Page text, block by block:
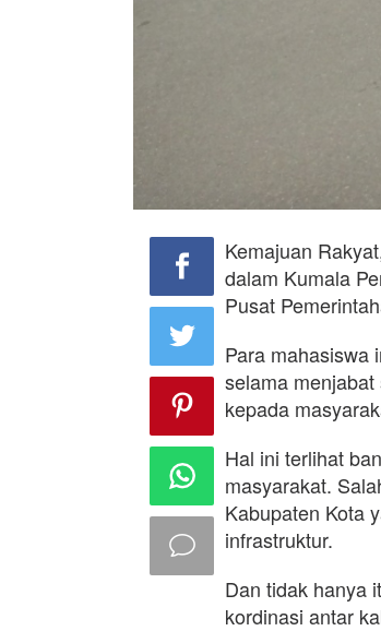
Kemajuan
dalam Kumala
Pusat
Para mahasiswa
selama
kepada
Hal ini terlihat
masyarakat.
Kabupaten Kota
infrastruktur.
Dan tidak hanya
kordinasi antar